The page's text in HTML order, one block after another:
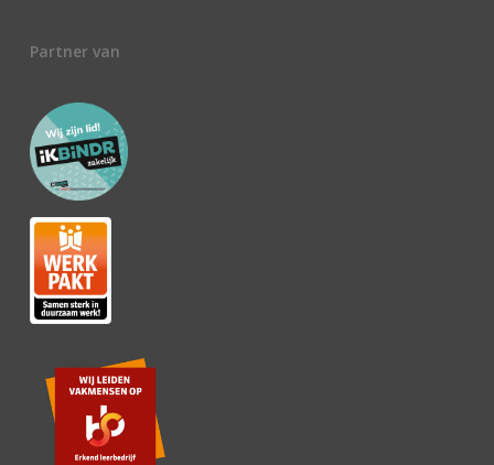
Partner van